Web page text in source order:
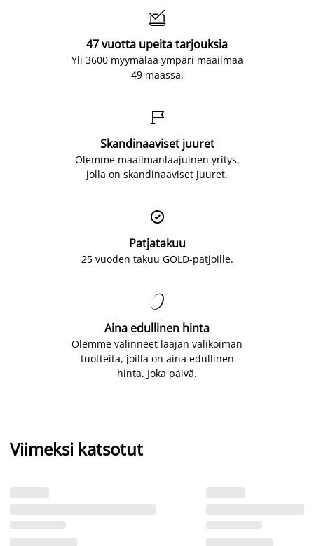

47 vuotta upeita tarjouksia
Yli 3600 myymälää ympäri maailmaa
49 maassa.

Skandinaaviset juuret
Olemme maailmanlaajuinen yritys,
jolla on skandinaaviset juuret.

Patjatakuu
25 vuoden takuu GOLD-patjoille.

Aina edullinen hinta
Olemme valinneet laajan valikoiman
tuotteita, joilla on aina edullinen
hinta. Joka päivä.
Viimeksi katsotut